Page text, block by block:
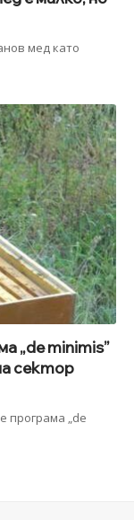
мед като
„de minimis”
сектор
програма „de